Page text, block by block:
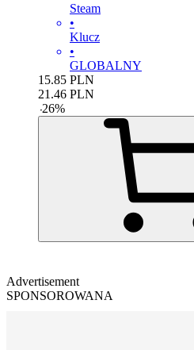
Steam
•
Klucz
•
GLOBALNY
15.85 PLN
21.46 PLN
-26%
Advertisement
SPONSOROWANA